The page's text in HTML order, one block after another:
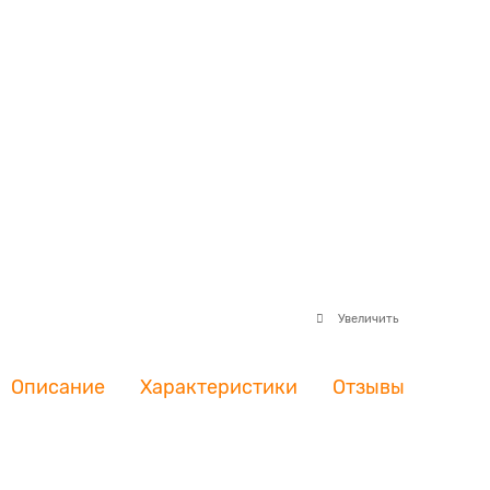
Увеличить
Описание Характеристики Отзывы